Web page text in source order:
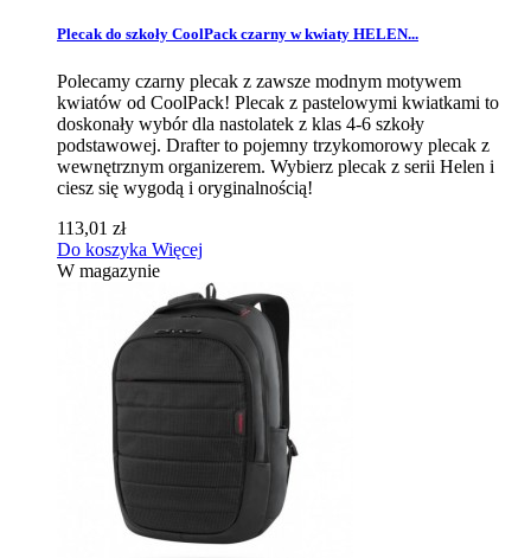
Plecak do szkoły CoolPack czarny w kwiaty HELEN...
Polecamy czarny plecak z zawsze modnym motywem
kwiatów od CoolPack! Plecak z pastelowymi kwiatkami to
doskonały wybór dla nastolatek z klas 4-6 szkoły
podstawowej. Drafter to pojemny trzykomorowy plecak z
wewnętrznym organizerem. Wybierz plecak z serii Helen i
ciesz się wygodą i oryginalnością!
113,01 zł
Do koszyka Więcej
W magazynie